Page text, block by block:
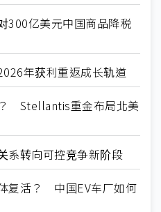
亿美元中国商品降税
年获利重返成长轨道
Stellantis重金布局北美
转向可控竞争新阶段
复活？ 中国EV车厂如何